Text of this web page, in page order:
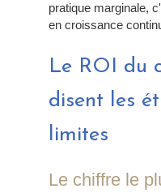
pratique marginale,
en croissance
Le ROI du
disent les
limites
Le chiffre le